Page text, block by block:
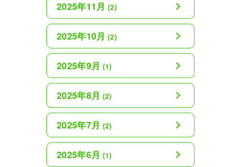
2025年11月 (2)
2025年10月 (2)
2025年9月 (1)
2025年8月 (2)
2025年7月 (2)
2025年6月 (1)